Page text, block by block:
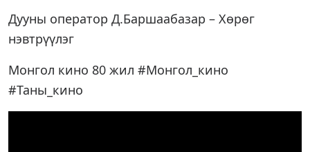
Дууны оператор Д.Баршаабазар – Хөрөг
нэвтрүүлэг
Монгол кино 80 жил #Монгол_кино
#Таны_кино